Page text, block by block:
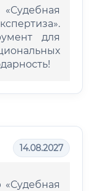
для
14.08.2027